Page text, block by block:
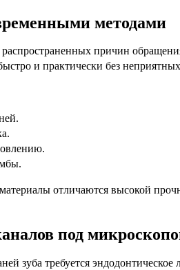
методами
причин
и практически без
отличаются высокой
под
зуба требуется эндодонтическое